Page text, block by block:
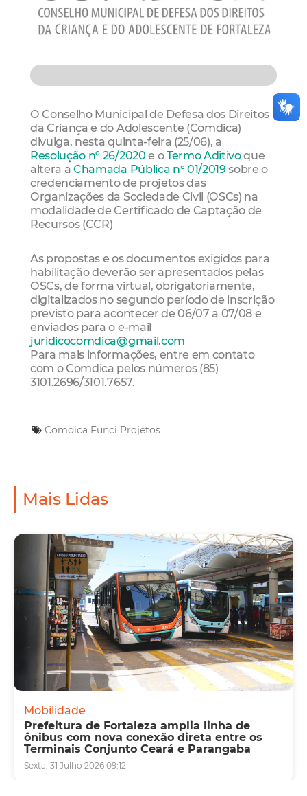
O Conselho Municipal de Defesa dos Direitos
da Criança e do Adolescente (Comdica)
divulga, nesta quinta-feira (25/06), a
Resolução nº 26/2020 e oTermo Aditivoque
altera aChamada Pública n° 01/2019sobre o
credenciamento de projetos das
Organizações da Sociedade Civil (OSCs) na
modalidade de Certificado de Captação de
Recursos (CCR)
As propostas e os documentos exigidos para
habilitação deverão ser apresentados pelas
OSCs, de forma virtual, obrigatoriamente,
digitalizados no segundo período de inscrição
previsto para acontecer de 06/07 a 07/08 e
enviados para o e-mail
juridicocomdica@gmail.com
Para mais informações, entre em contato
com o Comdica pelos números (85)
3101.2696/3101.7657.
Comdica Funci Projetos
Mais Lidas
Mobilidade
Prefeitura de Fortaleza amplia linha de
ônibus com nova conexão direta entre os
Terminais Conjunto Ceará e Parangaba
Sexta, 31 Julho 2026 09:12